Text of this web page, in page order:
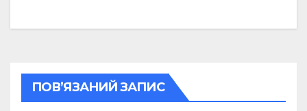
ПОВ’ЯЗАНИЙ ЗАПИС